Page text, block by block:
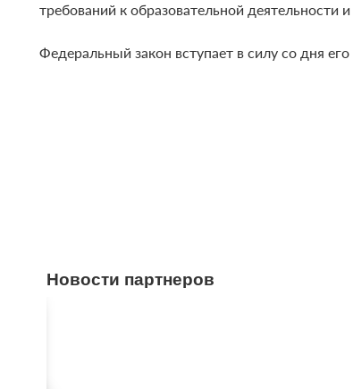
требований к образовательной деятельности
Федеральный закон вступает в силу со дня
Новости партнеров